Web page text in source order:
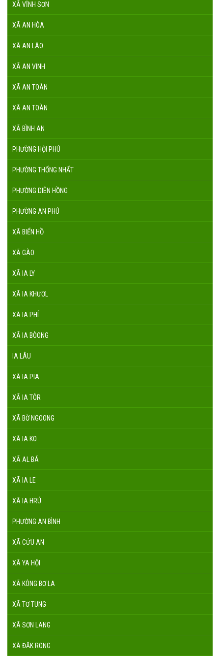
XÃ VĨNH SƠN
XÃ AN HÒA
XÃ AN LÃO
XÃ AN VINH
XÃ AN TOÀN
XÃ AN TOÀN
XÃ BÌNH AN
PHƯỜNG HỘI PHÚ
PHƯỜNG THỐNG NHẤT
PHƯỜNG DIÊN HỒNG
PHƯỜNG AN PHÚ
XÃ BIỂN HỒ
XÃ GÀO
XÃ IA LY
XÃ IA KHƯƠL
XÃ IA PHÍ
XÃ IA BÒONG
IA LÂU
XÃ IA PIA
XÃ IA TÔR
XÃ BỜ NGOONG
XÃ IA KO
XÃ AL BÁ
XÃ IA LE
XÃ IA HRÚ
PHƯỜNG AN BÌNH
XÃ CỬU AN
XÃ YA HỘI
XÃ KÔNG BƠ LA
XÃ TƠ TUNG
XÃ SƠN LANG
XÃ ĐĂK RONG